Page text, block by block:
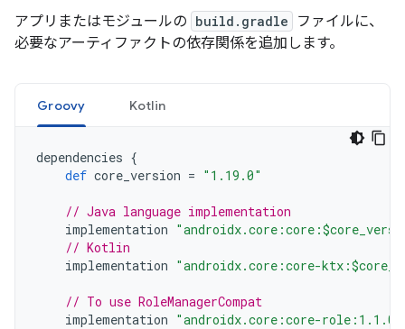
アプリまたはモジュールの build.gradle
ファイルに、
必要なアーティファクトの依存関係を追加します。
Groovy Kotlin
dependencies {
def core_version = "1.19.0"
// Java language implementation
implementation
// Kotlin
implementation "androidx.core:core-
// To use RoleManagerCompat
implementation "androidx.core:core-role:1.1.0"